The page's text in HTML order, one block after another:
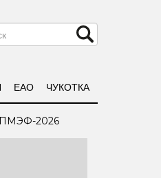
ЕАО ЧУКОТКА
ПМЭФ-2026